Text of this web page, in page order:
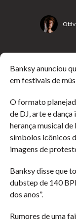
Banksy anunciou
em festivais de
O formato
de DJ, arte e
herança musical
símbolos icônicos
imagens de
Banksy disse que
dubstep de 140
dos anos”.
Rumores de uma